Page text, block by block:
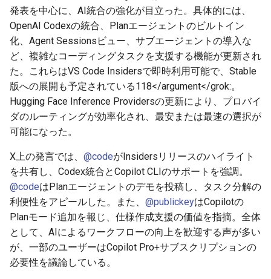
g
s
e
a
r
c
2026-07-10
2026-07-09
2026-07-08
2026-07-07
2026-07-05
2026-07-04
2026-07-03
2026-07-02
2025-12-24
2025-12-23
2025-12-22
2025-12-21
2025-12-19
2025-12-18
2025-12-17
2025-12-16
2026-07-10
2026-07-09
2026-07-08
2026-07-07
2026-07-05
2026-07-04
2026-07-03
2026-07-02
2025-12-24
2025-12-23
2025-12-22
2025-12-21
2025-12-19
2025-12-18
2025-12-17
2025-12-16
2026-05-17
2026-05-10
2026-05-03
2026-04-26
2026-04-15
2026-05-24
2026-05-17
2026-05-10
2026-05-03
2026-04-26
2026-04-19
2026-04-12
2026-04-05
2026-03-29
2026-05-24
2026-05-17
2026-05-10
2026-05-03
2026-04-19
2026-04-12
2026-04-05
2026-03-29
2026-05-24
2026-05-17
2026-05-10
2026-05-03
2026-04-19
2026-04-12
2026-04-05
2026-03-29
2025-11-09
2025-11-02
2025-10-26
2025-10-19
2025-10-05
2025-10-04
2026-07-10
2026-07-09
2026-07-08
2026-07-07
2026-07-04
2026-07-03
2026-07-02
2026-07-01
2025-12-24
2025-12-23
2025-12-22
2025-12-21
2025-12-19
2025-12-18
2025-12-17
2025-12-16
2026-05-24
2026-05-17
2026-05-10
2026-05-03
2026-04-19
2026-04-12
2026-04-05
2026-03-29
2025-11-09
2025-11-02
2025-10-26
2025-10-19
2025-10-05
2025-10-02
2025-09-27
2025-09-23
2026-05-10
2026-05-03
2026-04-26
2026-04-19
2026-04-07
2026-04-05
2026-03-29
2026-03-22
2026-07-09
2026-07-08
2026-07-07
2026-07-06
2026-07-04
2026-07-03
2026-07-02
2026-07-01
2025-12-24
2025-12-23
2025-12-22
2025-12-21
2025-12-19
2025-12-18
2025-12-17
2025-12-16
2026-05-24
2026-05-17
2026-05-10
2026-05-03
2026-04-19
2026-04-12
2026-04-05
2026-03-29
2026-07-09
2026-07-08
2026-07-07
2026-07-06
2026-07-04
2026-07-03
2026-07-02
2026-07-01
2026-05-30
2026-05-23
2026-05-19
2026-05-18
2026-05-23
2026-05-19
2026-07-08
2026-07-07
2026-07-06
2026-07-05
2026-07-02
2026-07-01
2026-06-30
2026-06-29
2026-05-24
2026-05-17
2026-05-10
2026-05-03
2026-04-19
2026-04-12
2026-04-05
2026-03-30
発表を中心に、AI統合の強化が目立った。具体的には、
OpenAI Codexの統合、Planエージェントのビルトイン
化、Agent Sessionsビュー、サブエージェントの導入な
ど、複雑なコーディングタスクを支援する機能が更新され
た。これらはVS Code Insidersで即時利用可能で、Stable
版への展開も予定されている118</argument</grok:。
Hugging Face Inference Providersの更新により、プロバイ
ダのルーティングが効率化され、最安または最速の選択が
可能になった。
X上の発言では、 @codeがInsidersリリースのハイライト
を共有し、Codex統合とCopilot CLIのサポートを強調。
@codeはPlanエージェントのデモを投稿し、タスク分解の
利便性をアピールした。また、 @publickeyはCopilotの
Planモード追加を報じ、仕様作成支援の価値を指摘。全体
として、AIによるワークフローの向上を歓迎する声が多い
が、一部のユーザーはCopilot Pro+サブスクリプションの
必要性を議論している。